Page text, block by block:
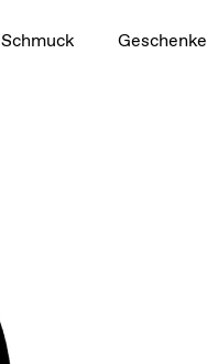
Schmuck Geschenke